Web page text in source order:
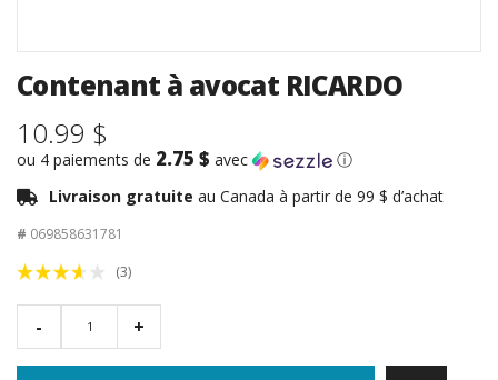
Contenant à avocat RICARDO
10.99 $
ou 4 paiements de 2.75 $ avec
ⓘ
Livraison gratuite au Canada à partir de 99 $ d’achat
# 069858631781
(3)
- +